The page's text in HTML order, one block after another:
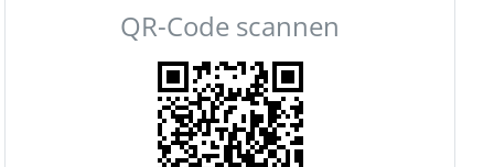
QR-Code scannen